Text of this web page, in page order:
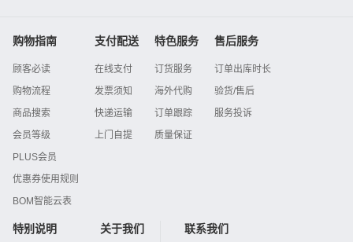
购物指南
顾客必读
购物流程
商品搜索
会员等级
PLUS会员
优惠券使用规则
BOM智能云表
支付配送
在线支付
发票须知
快递运输
上门自提
特色服务
订货服务
海外代购
订单跟踪
质量保证
售后服务
订单出库时长
验货/售后
服务投诉
特别说明 关于我们 联系我们